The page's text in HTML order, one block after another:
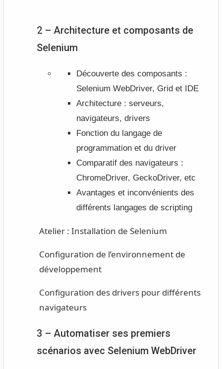
2 – Architecture et composants de
Selenium
Découverte des composants :
Selenium WebDriver, Grid et IDE
Architecture : serveurs,
navigateurs, drivers
Fonction du langage de
programmation et du driver
Comparatif des navigateurs :
ChromeDriver, GeckoDriver, etc
Avantages et inconvénients des
différents langages de scripting
Atelier : Installation de Selenium
Configuration de l’environnement de
développement
Configuration des drivers pour différents
navigateurs
3 – Automatiser ses premiers
scénarios avec Selenium WebDriver